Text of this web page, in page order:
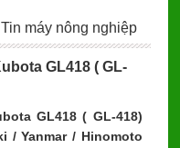
GL418 ( GL-
GL418 ( GL-418)
/ Yanmar / Hinomoto
Tin máy nông nghiệp